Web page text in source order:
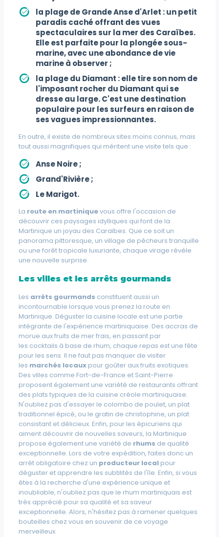
la plage de Grande Anse d'Arlet : un petit
paradis caché offrant des vues
spectaculaires sur la mer des Caraïbes.
Elle est parfaite pour la plongée sous-
marine, avec une abondance de vie
marine à observer ;
la plage du Diamant : elle tire son nom de
l'imposant rocher du Diamant qui se
dresse au large. C'est une destination
populaire pour les surfeurs en raison de
ses vagues impressionnantes.
En outre, il existe de nombreux sites moins connus, mais
tout aussi magnifiques qui méritent une visite tels que :
Anse Noire;
Grand'Rivière;
Le Marigot.
La route en martiniquevous offre l'occasion de
découvrir ces paysages idylliques qui font de la
Martinique un joyau des Caraïbes. Que ce soit un
panorama pittoresque, un village de pêcheurs tranquille
ou une forêt tropicale luxuriante, chaque virage révèle
une nouvelle surprise.
Les villes et les arrêts gourmands
Les arrêts gourmands constituent aussi un
incontournable lorsque vous prenez la route en
Martinique. Déguster la cuisine locale est une partie
intégrante de l'expérience martiniquaise. Des accras de
morue auxfruits de merfrais, en passant par
les cocktails à base de rhum, chaque repas est une fête
pour les sens. Il ne faut pas manquer de visiter
les marchés locauxpour goûter aux fruits exotiques.
Des villes comme Fort-de-France et Saint-Pierre
proposent également une variété de restaurants offrant
des plats typiques de la cuisine créole martiniquaise.
N'oubliez pas d'essayer le colombo de poulet, un plat
traditionnel épicé, ou le gratin de christophine, un plat
consistant et délicieux. Enfin, pour les épicuriens qui
aiment découvrir de nouvelles saveurs, la Martinique
propose également une variété de rhums de qualité
exceptionnelle. Lors de votre expédition, faites donc un
arrêt obligatoire chez un producteur localpour
déguster et apprendre les subtilités de l'île. Enfin, si vous
êtes à la recherche d'une expérience unique et
inoubliable, n'oubliez pas que le rhum martiniquais est
très apprécié pour sa qualité et sa saveur
exceptionnelle. Alors, n'hésitez pas à ramener quelques
bouteilles chez vous en souvenir de ce voyage
merveilleux.